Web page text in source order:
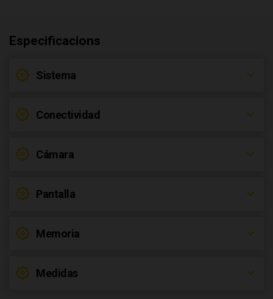
Especificacions
Sistema
Conectividad
Cámara
Pantalla
Memoria
Medidas